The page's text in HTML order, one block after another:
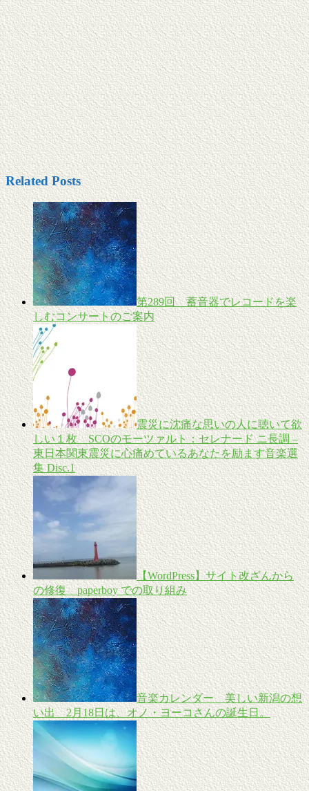
Related Posts
第289回 蓄音器でレコードを楽
しむコンサートのご案内
震災に沈痛な思いの人に聴いて欲
しい１枚 SCOのモーツァルト：セレナード ニ長調 –
東日本関東震災に心痛めているあなたを励ます音楽選
集 Disc.1
【WordPress】サイト改ざんから
の修復 paperboy での取り組み
音楽カレンダー 美しい新潟の想
い出 2月18日は、オノ・ヨーコさんの誕生日。